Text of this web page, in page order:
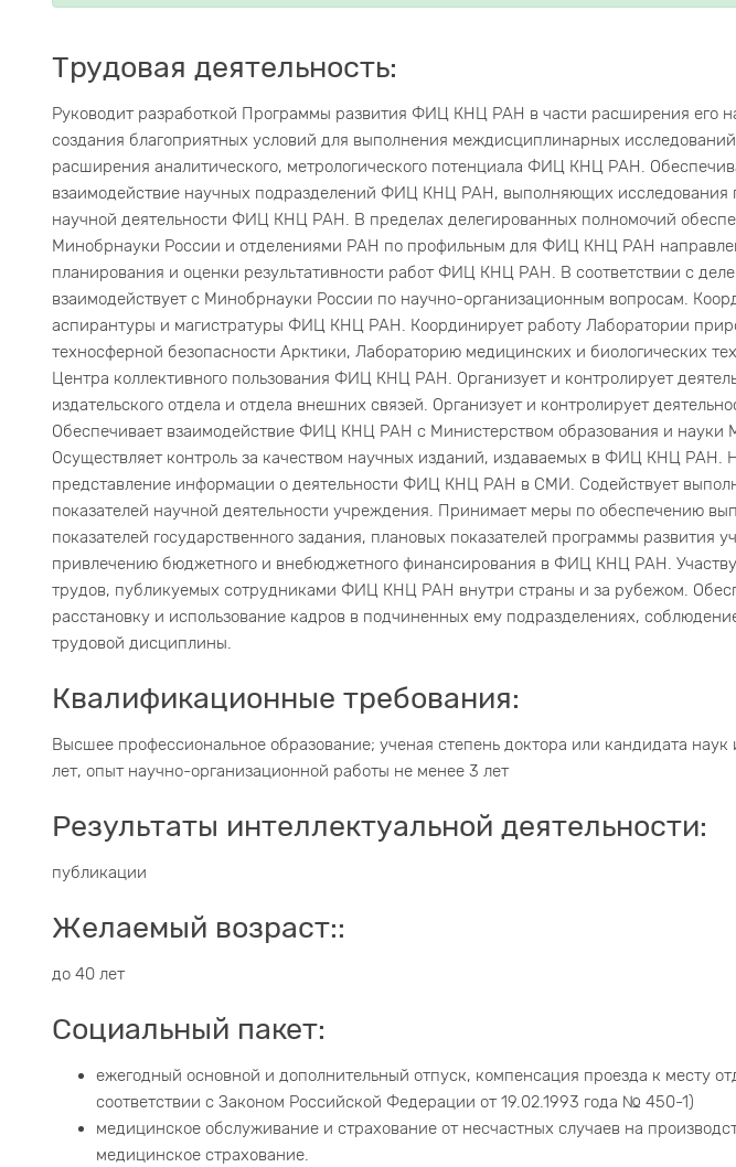
Трудовая деятельность:
Руководит разработкой Программы развития ФИЦ КНЦ РАН в части расширения его
создания благоприятных условий для выполнения междисциплинарных
расширения аналитического, метрологического потенциала ФИЦ КНЦ РАН.
взаимодействие научных подразделений ФИЦ КНЦ РАН, выполняющих исследования
научной деятельности ФИЦ КНЦ РАН. В пределах делегированных полномочий
Минобрнауки России и отделениями РАН по профильным для ФИЦ КНЦ РАН
планирования и оценки результативности работ ФИЦ КНЦ РАН. В соответствии с
взаимодействует с Минобрнауки России по научно-организационным вопросам.
аспирантуры и магистратуры ФИЦ КНЦ РАН. Координирует работу Лаборатории
техносферной безопасности Арктики, Лабораторию медицинских и биологических
Центра коллективного пользования ФИЦ КНЦ РАН. Организует и контролирует
издательского отдела и отдела внешних связей. Организует и контролирует
Обеспечивает взаимодействие ФИЦ КНЦ РАН с Министерством образования и науки
Осуществляет контроль за качеством научных изданий, издаваемых в ФИЦ КНЦ РАН.
представление информации о деятельности ФИЦ КНЦ РАН в СМИ. Содействует
показателей научной деятельности учреждения. Принимает меры по обеспечению
показателей государственного задания, плановых показателей программы развития
привлечению бюджетного и внебюджетного финансирования в ФИЦ КНЦ РАН.
трудов, публикуемых сотрудниками ФИЦ КНЦ РАН внутри страны и за рубежом.
расстановку и использование кадров в подчиненных ему подразделениях,
трудовой дисциплины.
Квалификационные требования:
Высшее профессиональное образование; ученая степень доктора или кандидата
лет, опыт научно-организационной работы не менее 3 лет
Результаты интеллектуальной деятельности:
публикации
Желаемый возраст::
до 40 лет
Социальный пакет:
ежегодный основной и дополнительный отпуск, компенсация проезда к месту
соответствии с Законом Российской Федерации от 19.02.1993 года № 450-1)
медицинское обслуживание и страхование от несчастных случаев на
медицинское страхование.